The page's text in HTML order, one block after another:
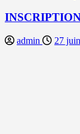
admin 27